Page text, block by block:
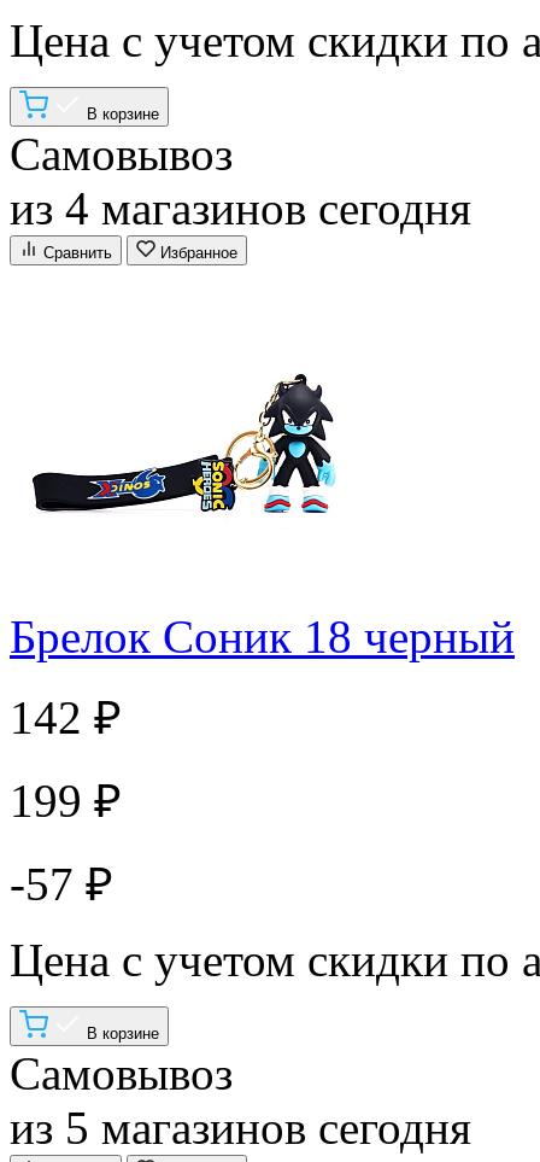
Цена с учетом скидки по
В корзине
Самовывоз
из 4 магазинов сегодня
Сравнить Избранное
Брелок Соник 18 черный
142 ₽
199 ₽
-57 ₽
Цена с учетом скидки по
В корзине
Самовывоз
из 5 магазинов сегодня